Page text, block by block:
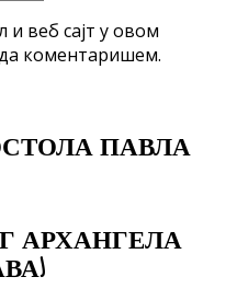
и веб сајт у овом
коментаришем.
ПАВЛА
АРХАНГЕЛА